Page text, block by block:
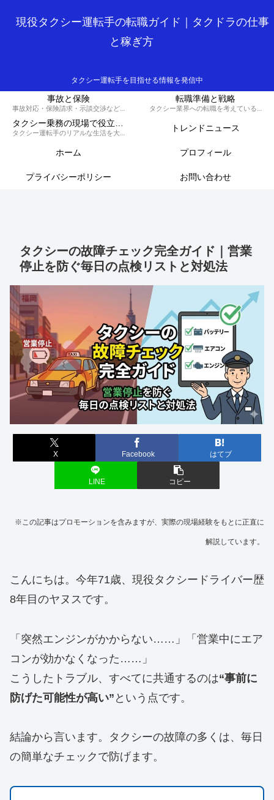
現役タクシー運転手の転職ガイド｜タクドラの仕事
と稼ぎ方
タクシー運転手を目指せる情報を発信中
事故と保険
事故対応・保険請求・示談交渉など、損しないための知識と対策を解説するカテゴリです。
転職準備と戦略
タクシー業界への転職を考えている方へ、履歴書の書き方や面接対策、必要な資格など、スムーズに転職を成功させるための戦略を解説します。
タクシー乗務の現場で役立つ実務集
タクシー運転手のリアルな生活を大公開！70歳現役ドライバーの晩御飯から転職のコツ、稼ぐノウハウ、トラブル回避術、外国人対応まで、タクシードライバーのライフスタイルをまるっとお届けします。 トレンドニュース
ホーム プロフィール
プライバシーポリシー お問い合わせ
タクシーの故障チェック完全ガイド｜営業
停止を防ぐ毎日の点検リストと対処法
X Facebook はてブ
LINE コピー
※この記事はプロモーションを含みますが、実際の現場経験をもとに正直に
解説しています。
こんにちは。今年71歳、現役タクシードライバー歴
8年目のヤヌスです。
「突然エンジンがかからない……」「営業中にエア
コンが効かなくなった……」
こうしたトラブル、すべてに共通するのは“事前に
防げた可能性が高い” という点です。
結論から言います。タクシーの故障の多くは、毎日
の簡単なチェックで防げます。